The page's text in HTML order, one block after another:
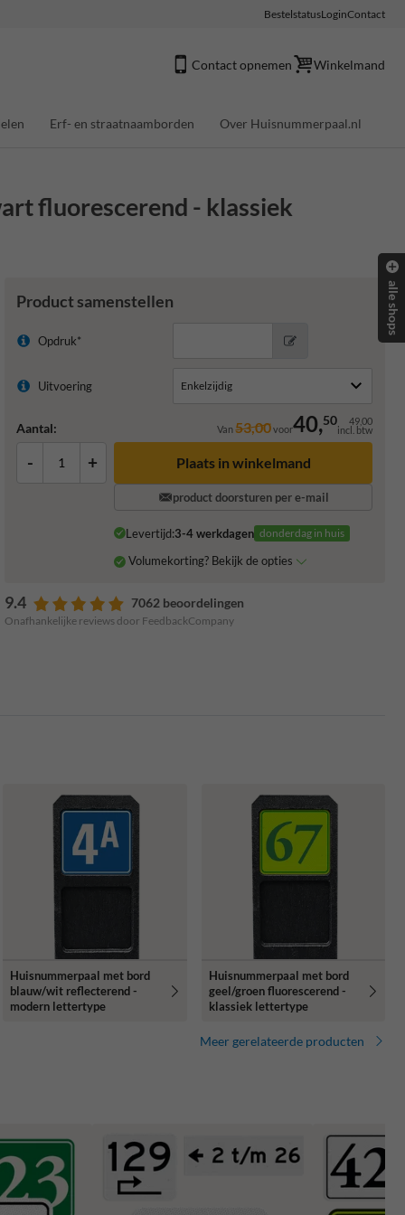
BestelstatusLoginContact
Contact opnemen Winkelmand
Erf- en straatnaamborden Over Huisnummerpaal.nl
fluorescerend - klassiek
Product samenstellen
Opdruk*
Uitvoering
Aantal: Van53,00voor40,50 49,00
incl. btw
- + Plaats in winkelmand
product doorsturen per e-mail
Levertijd:3-4 werkdagen donderdag in huis
Volumekorting? Bekijk de opties
9.4 7062 beoordelingen
Onafhankelijke reviews door FeedbackCompany
Huisnummerpaal met bord
blauw/wit reflecterend -
modern lettertype
Huisnummerpaal met bord
geel/groen fluorescerend -
klassiek lettertype
Meer gerelateerde producten
alle shops